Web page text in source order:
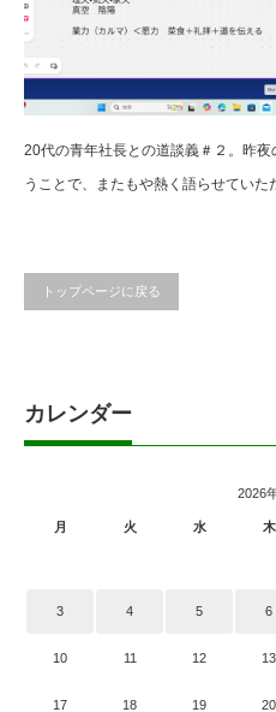
20代の青年社長との道談義＃２。昨
うことで、またもや熱く語らせていた
トップページに戻る
カレンダー
2026
月 火 水 木
3 4 5 6
10 11 12 13
17 18 19 20